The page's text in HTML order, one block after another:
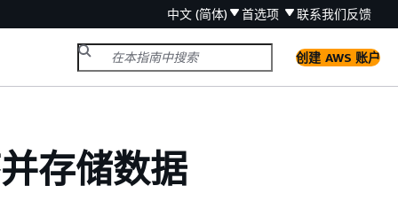
中文 (简体) 首选项 联系我们反馈
创建 AWS 账户
存储数据